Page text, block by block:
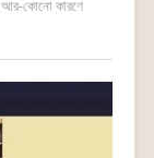
আর-কোনো কারণে